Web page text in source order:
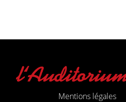
Mentions légales